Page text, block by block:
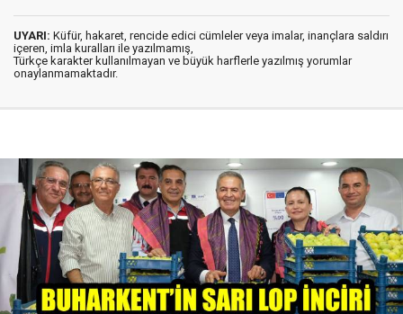
UYARI: Küfür, hakaret, rencide edici cümleler veya imalar, inançlara saldırı
içeren, imla kuralları ile yazılmamış,
Türkçe karakter kullanılmayan ve büyük harflerle yazılmış yorumlar
onaylanmamaktadır.